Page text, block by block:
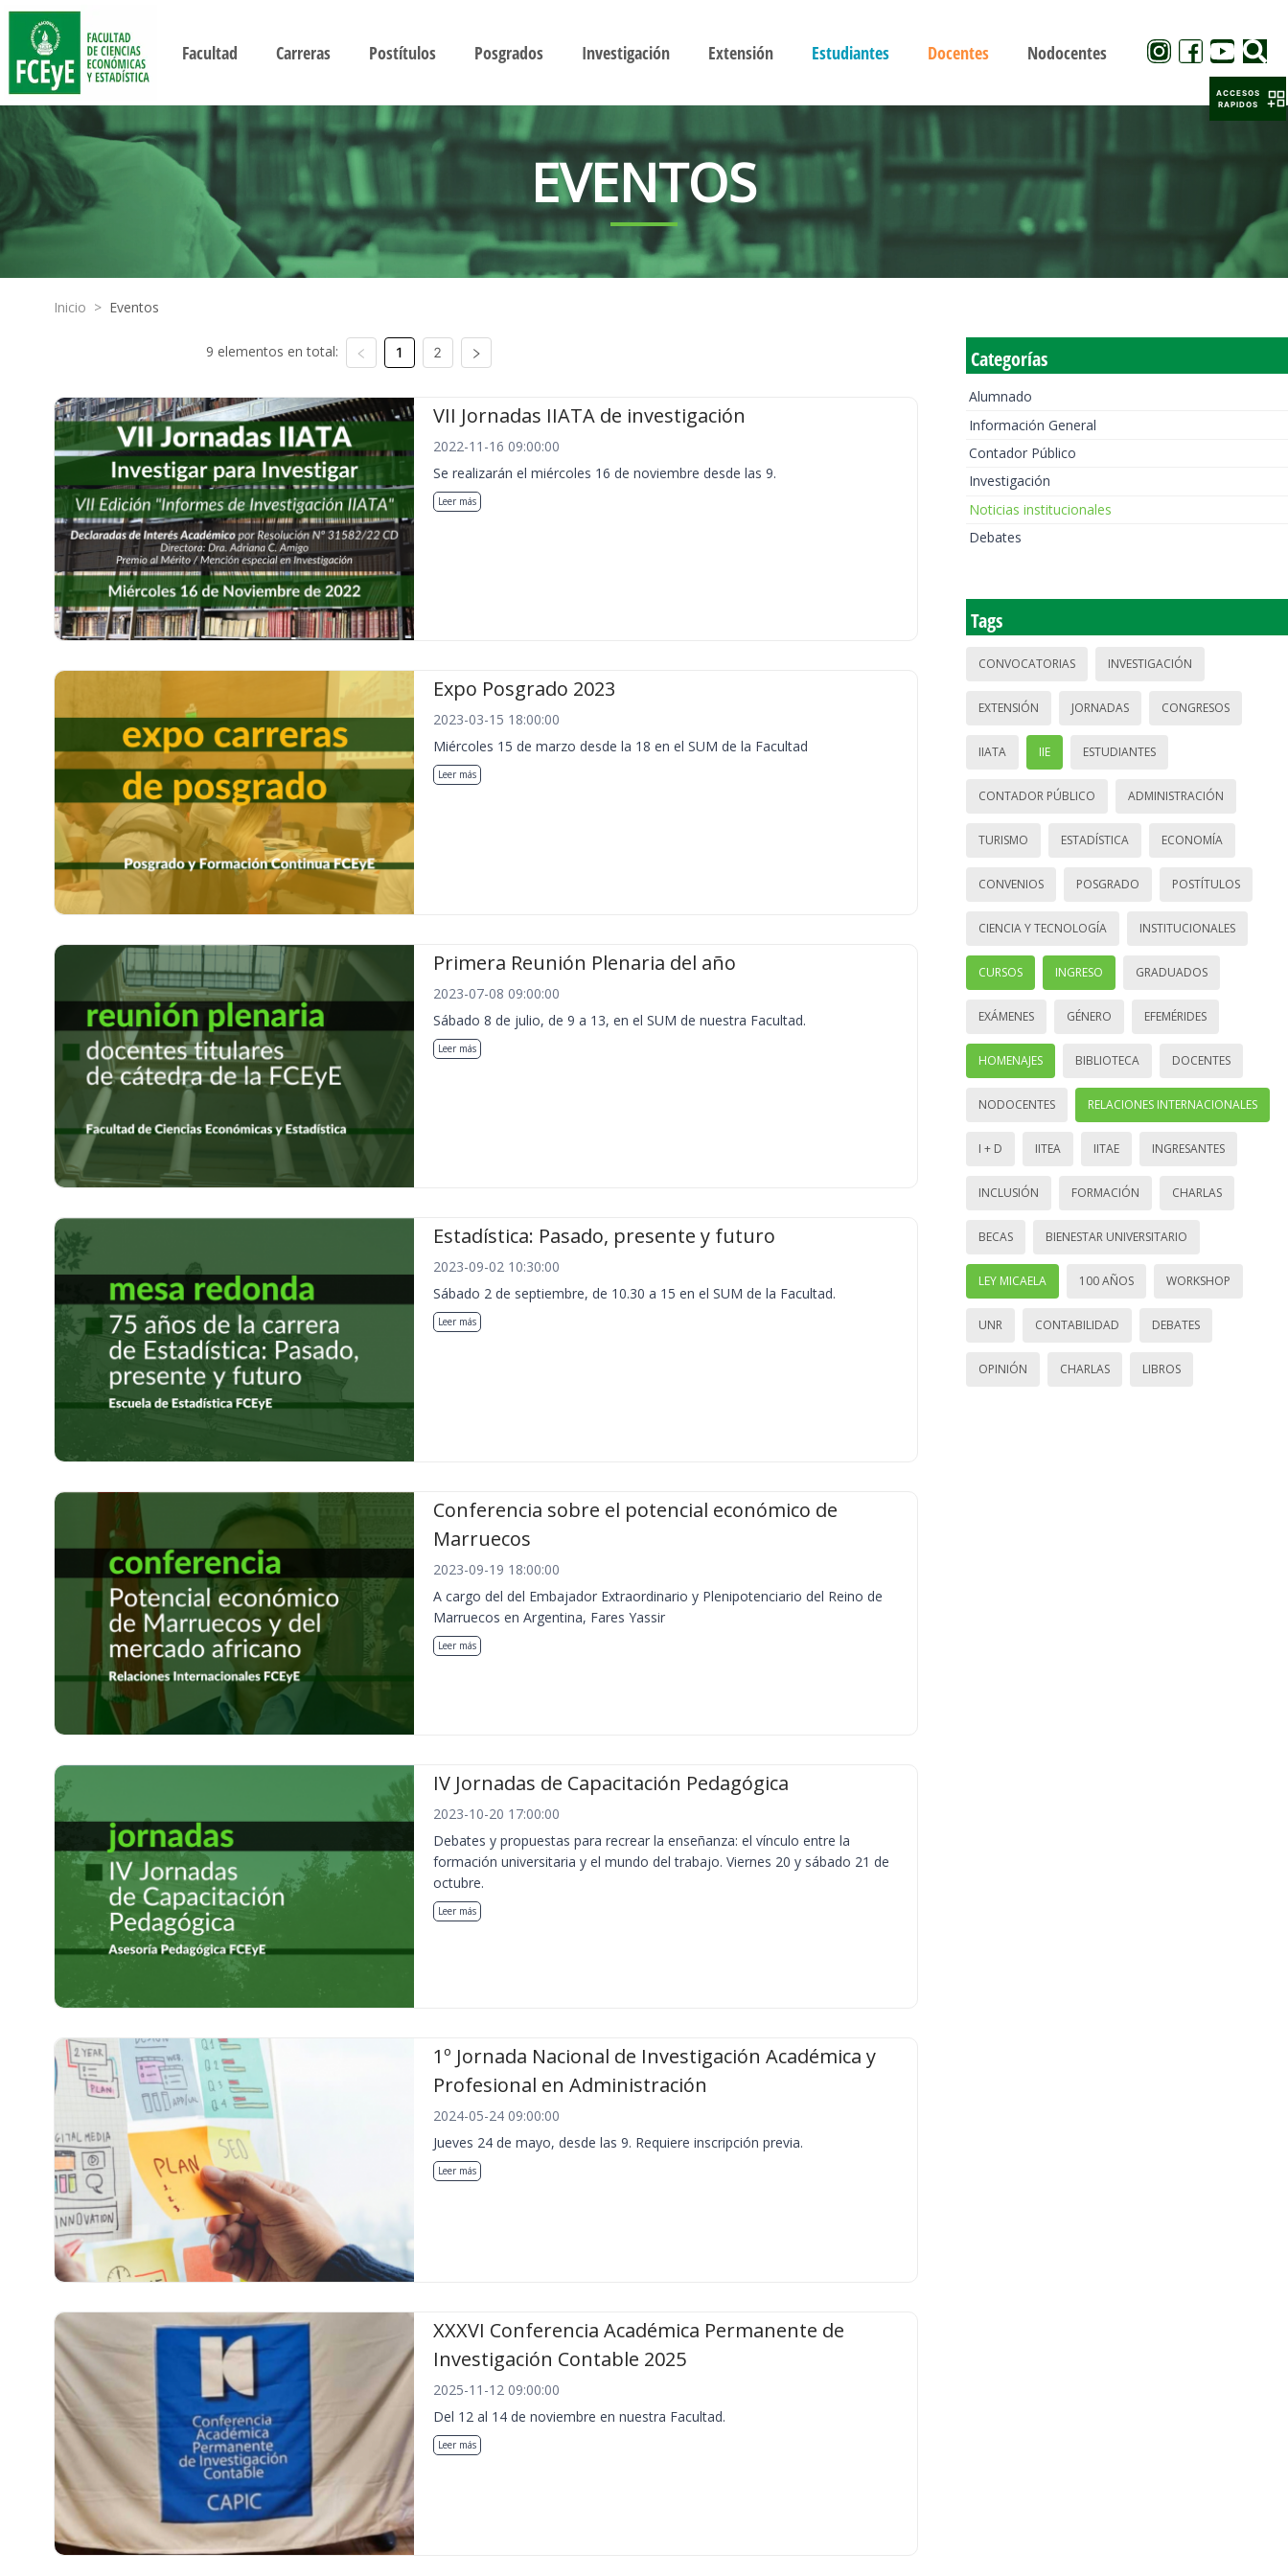
Facultad Carreras Postítulos Posgrados Investigación Extensión Estudiantes Docentes Nodocentes
EVENTOS
Inicio > Eventos
9 elementos en total: 1 2
VII Jornadas IIATA de investigación
2022-11-16 09:00:00
Se realizarán el miércoles 16 de noviembre desde las 9.
Leer más
Expo Posgrado 2023
2023-03-15 18:00:00
Miércoles 15 de marzo desde la 18 en el SUM de la Facultad
Leer más
Primera Reunión Plenaria del año
2023-07-08 09:00:00
Sábado 8 de julio, de 9 a 13, en el SUM de nuestra Facultad.
Leer más
Estadística: Pasado, presente y futuro
2023-09-02 10:30:00
Sábado 2 de septiembre, de 10.30 a 15 en el SUM de la Facultad.
Leer más
Conferencia sobre el potencial económico de
Marruecos
2023-09-19 18:00:00
A cargo del del Embajador Extraordinario y Plenipotenciario del Reino de
Marruecos en Argentina, Fares Yassir
Leer más
IV Jornadas de Capacitación Pedagógica
2023-10-20 17:00:00
Debates y propuestas para recrear la enseñanza: el vínculo entre la
formación universitaria y el mundo del trabajo. Viernes 20 y sábado 21 de
octubre.
Leer más
1º Jornada Nacional de Investigación Académica y
Profesional en Administración
2024-05-24 09:00:00
Jueves 24 de mayo, desde las 9. Requiere inscripción previa.
Leer más
XXXVI Conferencia Académica Permanente de
Investigación Contable 2025
2025-11-12 09:00:00
Del 12 al 14 de noviembre en nuestra Facultad.
Leer más
Categorías
Alumnado
Información General
Contador Público
Investigación
Noticias institucionales
Debates
Tags
CONVOCATORIAS INVESTIGACIÓN
EXTENSIÓN JORNADAS CONGRESOS
IIATA IIE ESTUDIANTES
CONTADOR PÚBLICO ADMINISTRACIÓN
TURISMO ESTADÍSTICA ECONOMÍA
CONVENIOS POSGRADO POSTÍTULOS
CIENCIA Y TECNOLOGÍA INSTITUCIONALES
CURSOS INGRESO GRADUADOS
EXÁMENES GÉNERO EFEMÉRIDES
HOMENAJES BIBLIOTECA DOCENTES
NODOCENTES RELACIONES INTERNACIONALES
I + D IITEA IITAE INGRESANTES
INCLUSIÓN FORMACIÓN CHARLAS
BECAS BIENESTAR UNIVERSITARIO
LEY MICAELA 100 AÑOS WORKSHOP
UNR CONTABILIDAD DEBATES
OPINIÓN CHARLAS LIBROS
ACCESOS
RAPIDOS